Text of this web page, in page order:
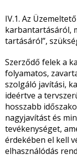
IV.1. Az
karbantartásáról,
tartásáról”,
Szerződő felek a
folyamatos,
szolgáló javítási,
ideértve a
hosszabb
nagyjavítást és
tevékenységet,
érdekében el kell
elhasználódás